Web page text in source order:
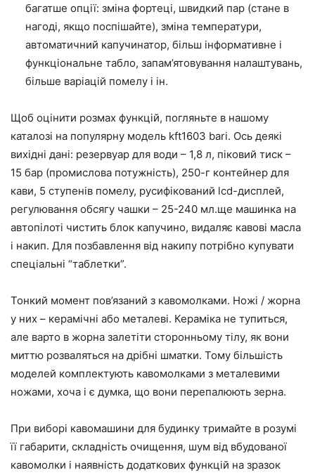
багатше опції: зміна фортеці, швидкий пар (стане в
нагоді, якщо поспішайте), зміна температури,
автоматичний капучинатор, більш інформативне і
функціональне табло, запам’ятовування налаштувань,
більше варіацій помелу і ін.
Щоб оцінити розмах функцій, погляньте в нашому
каталозі на популярну модель kft1603 bari. Ось деякі
вихідні дані: резервуар для води – 1,8 л, піковий тиск –
15 бар (промислова потужність), 250-г контейнер для
кави, 5 ступенів помелу, русифікований lcd-дисплей,
регулювання обсягу чашки – 25-240 мл.ще машинка на
автопілоті чистить блок капучино, видаляє кавові масла
і накип. Для позбавлення від накипу потрібно купувати
спеціальні “таблетки”.
Тонкий момент пов’язаний з кавомолками. Ножі / жорна
у них – керамічні або металеві. Кераміка не тупиться,
але варто в жорна залетіти сторонньому тілу, як вони
миттю розваляться на дрібні шматки. Тому більшість
моделей комплектують кавомолками з металевими
ножами, хоча і є думка, що вони перепалюють зерна.
При виборі кавомашини для будинку тримайте в розумі
її габарити, складність очищення, шум від вбудованої
кавомолки і наявність додаткових функцій на зразок